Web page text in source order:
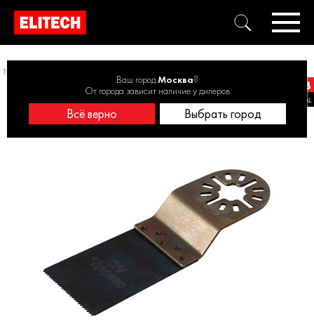
Ваш городМосква?
От города зависит наличие у дилеров
Всё верно Выбрать город
Насадки для мультитулов